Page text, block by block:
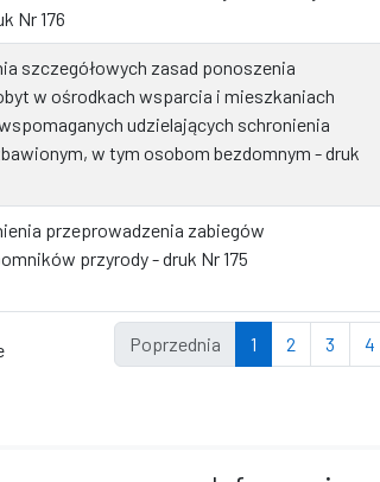
Nr 176
szczegółowych zasad ponoszenia
w ośrodkach wsparcia i mieszkaniach
udzielających schronienia
w tym osobom bezdomnym - druk
przeprowadzenia zabiegów
przyrody - druk Nr 175
Poprzednia 1 2 3 4